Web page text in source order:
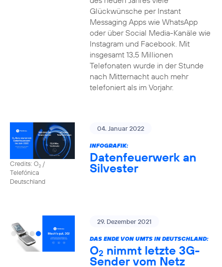
Glückwünsche per Instant
Messaging Apps wie WhatsApp
oder über Social Media-Kanäle wie
Instagram und Facebook. Mit
insgesamt 13,5 Millionen
Telefonaten wurde in der Stunde
nach Mitternacht auch mehr
telefoniert als im Vorjahr.
Credits: O2 /
Telefónica
Deutschland
04. Januar 2022
INFOGRAFIK:
Datenfeuerwerk an
Silvester
29. Dezember 2021
DAS ENDE VON UMTS IN DEUTSCHLAND:
O2 nimmt letzte 3G-
Sender vom Netz